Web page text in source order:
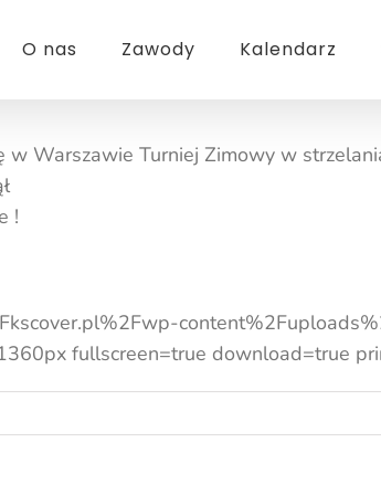
O nas Zawody Kalendarz
Warszawie Turniej Zimowy w
!
fullscreen=true download=true